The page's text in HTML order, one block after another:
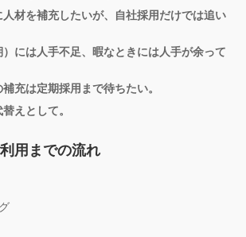
材を補充したいが、自社採用だけでは追い
には人手不足、暇なときには人手が余って
充は定期採用まで待ちたい。
えとして。
用までの流れ